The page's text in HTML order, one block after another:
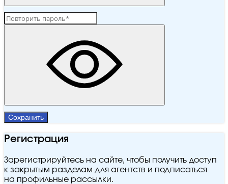
Сохранить
Регистрация
Зарегистрируйтесь на сайте, чтобы получить доступ
к закрытым разделам для агентств и подписаться
на профильные рассылки.